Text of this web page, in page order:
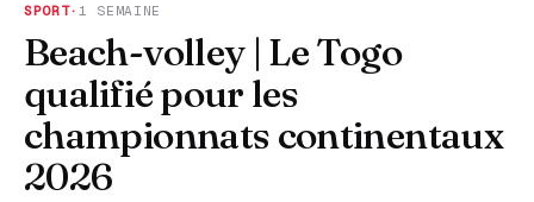
SPORT· 1 SEMAINE
Beach-volley | Le Togo
qualifié pour les
championnats continentaux
2026